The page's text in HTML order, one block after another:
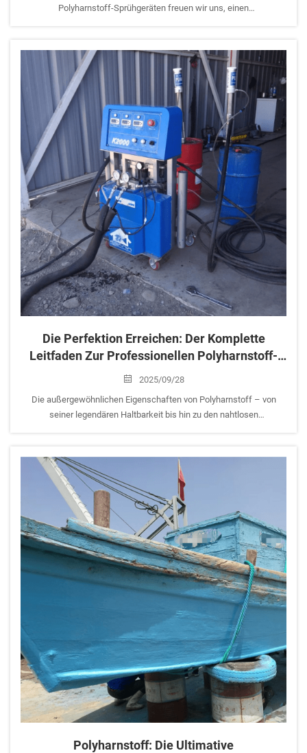
Polyharnstoff-Sprühgeräten freuen wir uns, einen
Injektionsgerät ... gekauft
Die Perfektion Erreichen: Der Komplette
Leitfaden Zur Professionellen Polyharnstoff-
Applikation
2025/09/28
Die außergewöhnlichen Eigenschaften von Polyharnstoff – von
seiner legendären Haltbarkeit bis hin zu den nahtlosen
Beschichtungsmaterial kann nicht richtig funktionieren, wenn es
falsch aufgetragen wird.
Polyharnstoff: Die Ultimative